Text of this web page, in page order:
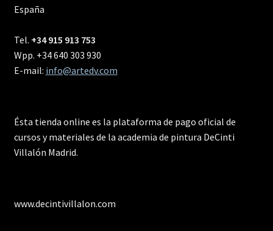
España
Tel. +34 915 913 753
Wpp. +34 640 303 930
E-mail: info@artedv.com
Ésta tienda online es la plataforma de pago oficial de
cursos y materiales de la academia de pintura DeCinti
Villalón Madrid.
www.decintivillalon.com